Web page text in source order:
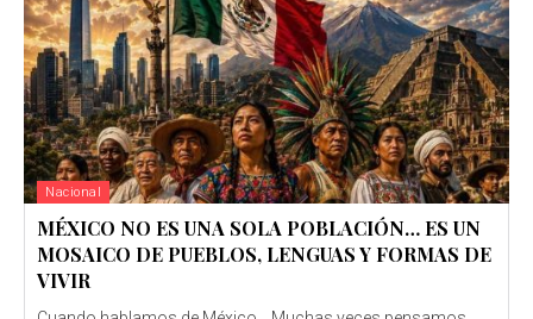
Nacional
MÉXICO NO ES UNA SOLA POBLACIÓN… ES UN
MOSAICO DE PUEBLOS, LENGUAS Y FORMAS DE
VIVIR